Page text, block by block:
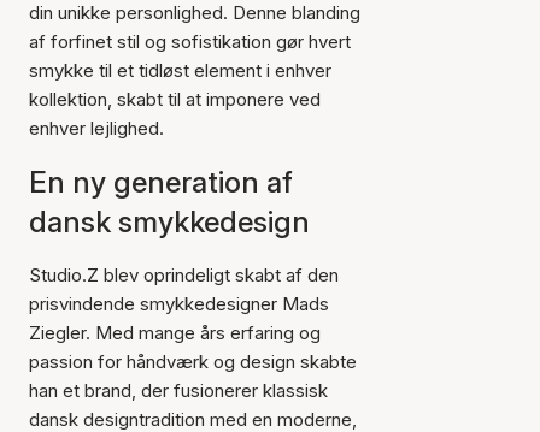
din unikke personlighed. Denne blanding
af forfinet stil og sofistikation gør hvert
smykke til et tidløst element i enhver
kollektion, skabt til at imponere ved
enhver lejlighed.
En ny generation af
dansk smykkedesign
Studio.Z blev oprindeligt skabt af den
prisvindende smykkedesigner Mads
Ziegler. Med mange års erfaring og
passion for håndværk og design skabte
han et brand, der fusionerer klassisk
dansk designtradition med en moderne,